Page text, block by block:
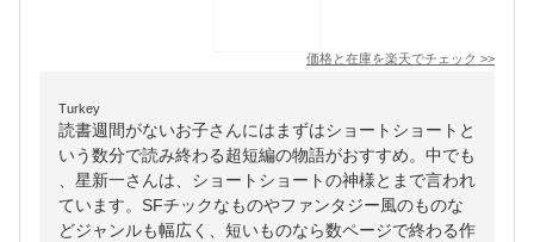
価格と在庫を楽天でチェック >>
Turkey
読書週間がないお子さんにはまずはショートショートと
いう数分で読み終わる超短編の物語がおすすめ。中でも
、星新一さんは、ショートショートの神様とまで言われ
ています。SFチックなものやファンタジー風のものな
どジャンルも幅広く、短いものなら数ページで終わる作